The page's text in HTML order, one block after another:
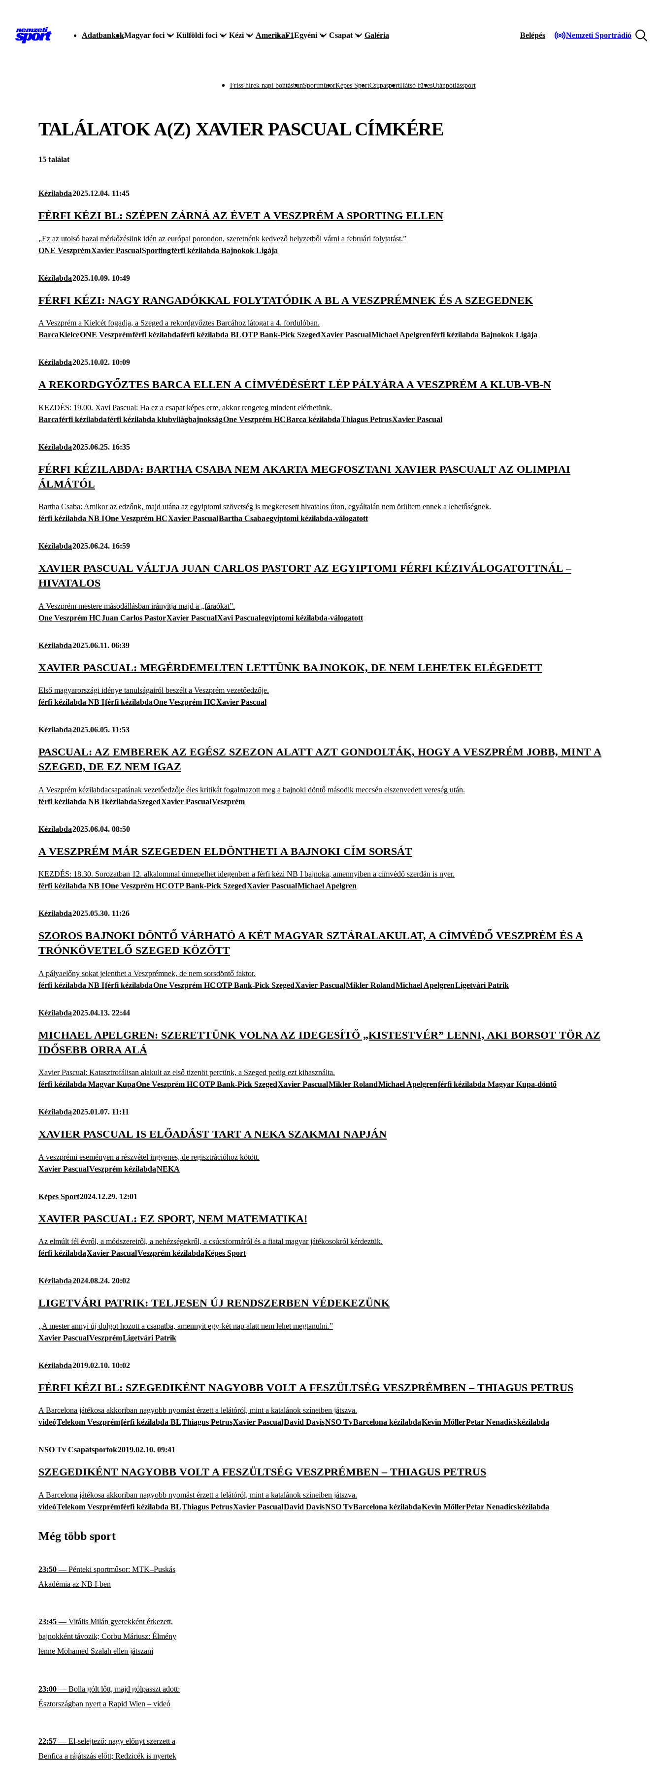
AdatbankokMagyar foci Külföldi foci Kézi AmerikaF1Egyéni Csapat Galéria Belépés Nemzeti Sportrádió
Friss hírek napi bontásbanSportműsorKépes SportCsupasportHátsó füvesUtánpótlássport
TALÁLATOK A(Z) XAVIER PASCUALCÍMKÉRE
15 találat
Kézilabda2025.12.04. 11:45
FÉRFI KÉZI BL: SZÉPEN ZÁRNÁ AZ ÉVET A VESZPRÉM A SPORTING ELLEN
„Ez az utolsó hazai mérkőzésünk idén az európai porondon, szeretnénk kedvező helyzetből várni a februári folytatást.”
ONE VeszprémXavier PascualSportingférfi kézilabda Bajnokok Ligája
Kézilabda2025.10.09. 10:49
FÉRFI KÉZI: NAGY RANGADÓKKAL FOLYTATÓDIK A BL A VESZPRÉMNEK ÉS A SZEGEDNEK
A Veszprém a Kielcét fogadja, a Szeged a rekordgyőztes Barcához látogat a 4. fordulóban.
BarcaKielceONE Veszprémférfi kézilabdaférfi kézilabda BLOTP Bank-Pick SzegedXavier PascualMichael Apelgrenférfi kézilabda Bajnokok Ligája
Kézilabda2025.10.02. 10:09
A REKORDGYŐZTES BARCA ELLEN A CÍMVÉDÉSÉRT LÉP PÁLYÁRA A VESZPRÉM A KLUB-VB-N
KEZDÉS: 19.00. Xavi Pascual: Ha ez a csapat képes erre, akkor rengeteg mindent elérhetünk.
Barcaférfi kézilabdaférfi kézilabda klubvilágbajnokságOne Veszprém HCBarca kézilabdaThiagus PetrusXavier Pascual
Kézilabda2025.06.25. 16:35
FÉRFI KÉZILABDA: BARTHA CSABA NEM AKARTA MEGFOSZTANI XAVIER PASCUALT AZ OLIMPIAI
ÁLMÁTÓL
Bartha Csaba: Amikor az edzőnk, majd utána az egyiptomi szövetség is megkeresett hivatalos úton, egyáltalán nem örültem ennek a lehetőségnek.
férfi kézilabda NB IOne Veszprém HCXavier PascualBartha Csabaegyiptomi kézilabda-válogatott
Kézilabda2025.06.24. 16:59
XAVIER PASCUAL VÁLTJA JUAN CARLOS PASTORT AZ EGYIPTOMI FÉRFI KÉZIVÁLOGATOTTNÁL –
HIVATALOS
A Veszprém mestere másodállásban irányítja majd a „fáraókat”.
One Veszprém HCJuan Carlos PastorXavier PascualXavi Pascualegyiptomi kézilabda-válogatott
Kézilabda2025.06.11. 06:39
XAVIER PASCUAL: MEGÉRDEMELTEN LETTÜNK BAJNOKOK, DE NEM LEHETEK ELÉGEDETT
Első magyarországi idénye tanulságairól beszélt a Veszprém vezetőedzője.
férfi kézilabda NB Iférfi kézilabdaOne Veszprém HCXavier Pascual
Kézilabda2025.06.05. 11:53
PASCUAL: AZ EMBEREK AZ EGÉSZ SZEZON ALATT AZT GONDOLTÁK, HOGY A VESZPRÉM JOBB, MINT A
SZEGED, DE EZ NEM IGAZ
A Veszprém kézilabdacsapatának vezetőedzője éles kritikát fogalmazott meg a bajnoki döntő második meccsén elszenvedett vereség után.
férfi kézilabda NB IkézilabdaSzegedXavier PascualVeszprém
Kézilabda2025.06.04. 08:50
A VESZPRÉM MÁR SZEGEDEN ELDÖNTHETI A BAJNOKI CÍM SORSÁT
KEZDÉS: 18.30. Sorozatban 12. alkalommal ünnepelhet idegenben a férfi kézi NB I bajnoka, amennyiben a címvédő szerdán is nyer.
férfi kézilabda NB IOne Veszprém HCOTP Bank-Pick SzegedXavier PascualMichael Apelgren
Kézilabda2025.05.30. 11:26
SZOROS BAJNOKI DÖNTŐ VÁRHATÓ A KÉT MAGYAR SZTÁRALAKULAT, A CÍMVÉDŐ VESZPRÉM ÉS A
TRÓNKÖVETELŐ SZEGED KÖZÖTT
A pályaelőny sokat jelenthet a Veszprémnek, de nem sorsdöntő faktor.
férfi kézilabda NB Iférfi kézilabdaOne Veszprém HCOTP Bank-Pick SzegedXavier PascualMikler RolandMichael ApelgrenLigetvári Patrik
Kézilabda2025.04.13. 22:44
MICHAEL APELGREN: SZERETTÜNK VOLNA AZ IDEGESÍTŐ „KISTESTVÉR” LENNI, AKI BORSOT TÖR AZ
IDŐSEBB ORRA ALÁ
Xavier Pascual: Katasztrofálisan alakult az első tizenöt percünk, a Szeged pedig ezt kihasználta.
férfi kézilabda Magyar KupaOne Veszprém HCOTP Bank-Pick SzegedXavier PascualMikler RolandMichael Apelgrenférfi kézilabda Magyar Kupa-döntő
Kézilabda2025.01.07. 11:11
XAVIER PASCUAL IS ELŐADÁST TART A NEKA SZAKMAI NAPJÁN
A veszprémi eseményen a részvétel ingyenes, de regisztrációhoz kötött.
Xavier PascualVeszprém kézilabdaNEKA
Képes Sport2024.12.29. 12:01
XAVIER PASCUAL: EZ SPORT, NEM MATEMATIKA!
Az elmúlt fél évről, a módszereiről, a nehézségekről, a csúcsformáról és a fiatal magyar játékosokról kérdeztük.
férfi kézilabdaXavier PascualVeszprém kézilabdaKépes Sport
Kézilabda2024.08.24. 20:02
LIGETVÁRI PATRIK: TELJESEN ÚJ RENDSZERBEN VÉDEKEZÜNK
„A mester annyi új dolgot hozott a csapatba, amennyit egy-két nap alatt nem lehet megtanulni.”
Xavier PascualVeszprémLigetvári Patrik
Kézilabda2019.02.10. 10:02
FÉRFI KÉZI BL: SZEGEDIKÉNT NAGYOBB VOLT A FESZÜLTSÉG VESZPRÉMBEN – THIAGUS PETRUS
A Barcelona játékosa akkoriban nagyobb nyomást érzett a lelátóról, mint a katalánok színeiben játszva.
videóTelekom Veszprémférfi kézilabda BLThiagus PetrusXavier PascualDavid DavisNSO TvBarcelona kézilabdaKevin MöllerPetar Nenadicskézilabda
NSO Tv Csapatsportok2019.02.10. 09:41
SZEGEDIKÉNT NAGYOBB VOLT A FESZÜLTSÉG VESZPRÉMBEN – THIAGUS PETRUS
A Barcelona játékosa akkoriban nagyobb nyomást érzett a lelátóról, mint a katalánok színeiben játszva.
videóTelekom Veszprémférfi kézilabda BLThiagus PetrusXavier PascualDavid DavisNSO TvBarcelona kézilabdaKevin MöllerPetar Nenadicskézilabda
Még több sport
23:50 — Pénteki sportműsor: MTK–Puskás
Akadémia az NB I-ben
23:45 — Vitális Milán gyerekként érkezett,
bajnokként távozik; Corbu Máriusz: Élmény
lenne Mohamed Szalah ellen játszani
23:00 — Bolla gólt lőtt, majd gólpasszt adott:
Észtországban nyert a Rapid Wien – videó
22:57 — El-selejtező: nagy előnyt szerzett a
Benfica a rájátszás előtt; Redzicék is nyertek